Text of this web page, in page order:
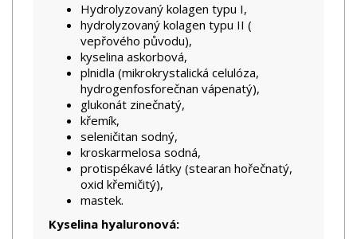
Hydrolyzovaný kolagen typu I,
hydrolyzovaný kolagen typu II (
vepřového původu),
kyselina askorbová,
plnidla (mikrokrystalická celulóza,
hydrogenfosforečnan vápenatý),
glukonát zinečnatý,
křemík,
seleničitan sodný,
kroskarmelosa sodná,
protispékavé látky (stearan hořečnatý,
oxid křemičitý),
mastek.
Kyselina hyaluronová: